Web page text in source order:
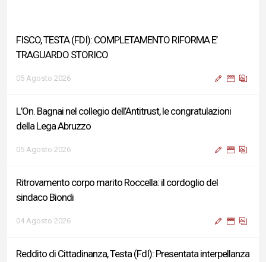
L’On. Bagnai nel collegio dell’Antitrust, le congratulazioni
della Lega Abruzzo
05 Agosto 2026
Ritrovamento corpo marito Roccella: il cordoglio del
sindaco Biondi
04 Agosto 2026
Reddito di Cittadinanza, Testa (FdI): Presentata interpellanza
su criticità persistenti ed effetti sulle politiche di sviluppo del